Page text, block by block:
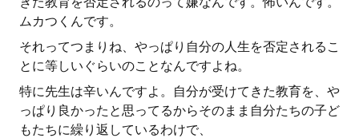
ムカつくんです。
それってつまりね、やっぱり自分の人生を否定されるこ
とに等しいぐらいのことなんですよね。
特に先生は辛いんですよ。自分が受けてきた教育を、や
っぱり良かったと思ってるからそのまま自分たちの子ど
もたちに繰り返しているわけで、